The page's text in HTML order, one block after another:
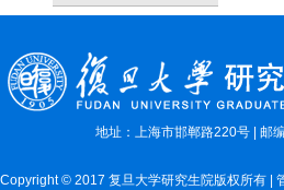
地址：上海市邯郸路220号 | 邮
Copyright © 2017 复旦大学研究生院版权所有 |